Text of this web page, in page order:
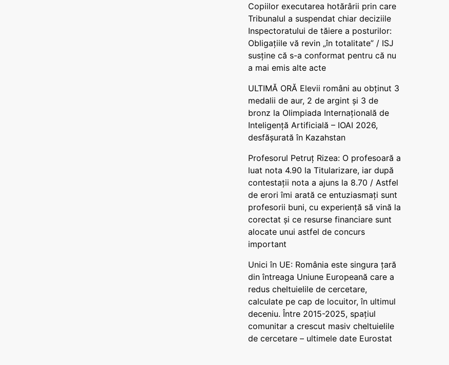
Copiilor executarea hotărârii prin care
Tribunalul a suspendat chiar deciziile
Inspectoratului de tăiere a posturilor:
Obligațiile vă revin „în totalitate” / ISJ
susține că s-a conformat pentru că nu
a mai emis alte acte
ULTIMĂ ORĂ Elevii români au obținut 3
medalii de aur, 2 de argint și 3 de
bronz la Olimpiada Internațională de
Inteligență Artificială – IOAI 2026,
desfășurată în Kazahstan
Profesorul Petruț Rizea: O profesoară a
luat nota 4.90 la Titularizare, iar după
contestații nota a ajuns la 8.70 / Astfel
de erori îmi arată ce entuziasmați sunt
profesorii buni, cu experiență să vină la
corectat și ce resurse financiare sunt
alocate unui astfel de concurs
important
Unici în UE: România este singura țară
din întreaga Uniune Europeană care a
redus cheltuielile de cercetare,
calculate pe cap de locuitor, în ultimul
deceniu. Între 2015-2025, spațiul
comunitar a crescut masiv cheltuielile
de cercetare – ultimele date Eurostat